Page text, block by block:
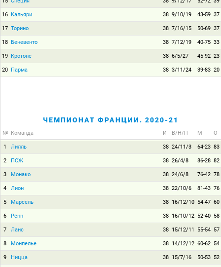
16 Кальяри 38 9/10/19 43-59 37
17 Торино 38 7/16/15 50-69 37
18 Беневенто 38 7/12/19 40-75 33
19 Кротоне 38 6/5/27 45-92 23
20 Парма 38 3/11/24 39-83 20
ЧЕМПИОНАТ ФРАНЦИИ. 2020-21
№ Команда И В/Н/П М О
1 Лилль 38 24/11/3 64-23 83
2 ПСЖ 38 26/4/8 86-28 82
3 Монако 38 24/6/8 76-42 78
4 Лион 38 22/10/6 81-43 76
5 Марсель 38 16/12/10 54-47 60
6 Ренн 38 16/10/12 52-40 58
7 Ланс 38 15/12/11 55-54 57
8 Монпелье 38 14/12/12 60-62 54
9 Ницца 38 15/7/16 50-53 52